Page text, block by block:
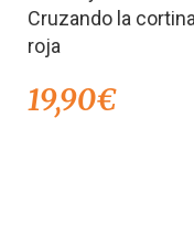
Cruzando la cortina
roja
19,90€